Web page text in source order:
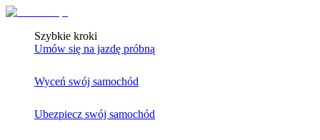
Szybkie kroki
Umów się na jazdę próbną
Wyceń swój samochód
Ubezpiecz swój samochód